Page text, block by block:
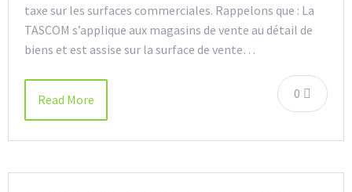
taxe sur les surfaces commerciales. Rappelons que : La
TASCOM s’applique aux magasins de vente au détail de
biens et est assise sur la surface de vente…
0
Read More